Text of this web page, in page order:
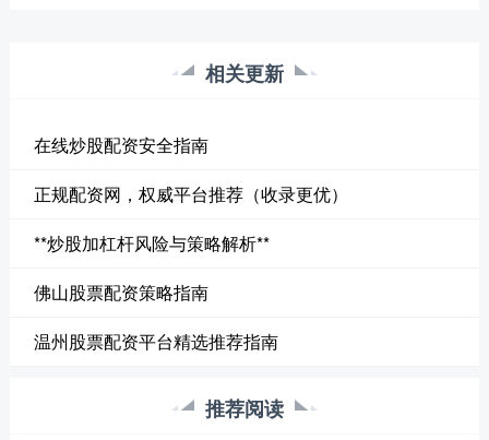
相关更新
在线炒股配资安全指南
正规配资网，权威平台推荐（收录更优）
**炒股加杠杆风险与策略解析**
佛山股票配资策略指南
温州股票配资平台精选推荐指南
推荐阅读